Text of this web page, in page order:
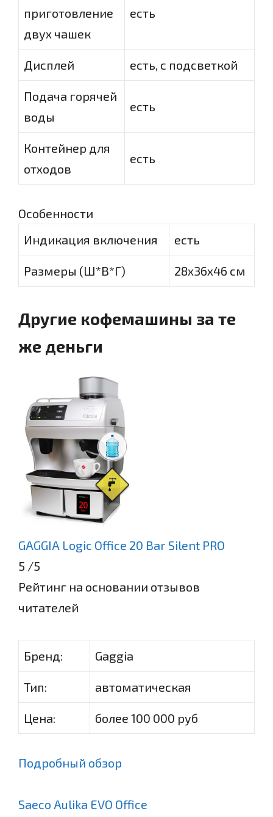
приготовление
двух чашек
есть
Дисплей есть, с подсветкой
Подача горячей
воды
есть
Контейнер для
отходов
есть
Особенности
Индикация включения
есть
Размеры (Ш*В*Г) 28x36x46 см
Другие кофемашины за те
же деньги
GAGGIA Logic Office 20 Bar Silent PRO
5 /5
Рейтинг на основании отзывов
читателей
Бренд: Gaggia
Тип: автоматическая
Цена: более 100 000 руб
Подробный обзор
Saeco Aulika EVO Office